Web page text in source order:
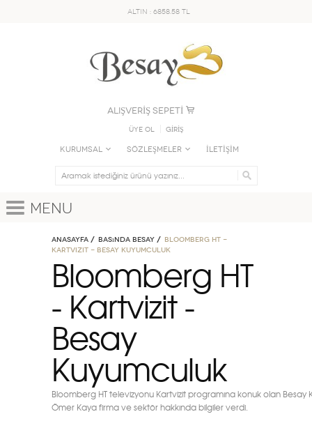
ALTIN : 6858.58 TL
ALIŞVERİŞ SEPETİ
Üye Ol GİRİŞ
KURUMSAL SÖZLEŞMELER İLETİŞİM
Menu
Anasayfa Basında Besay
Bloomberg HT -
Kartvizit - Besay Kuyumculuk
Bloomberg HT
- Kartvizit -
Besay
Kuyumculuk
Bloomberg HT televizyonu Kartvizit programına konuk olan
Ömer Kaya firma ve sektör hakkında bilgiler verdi.